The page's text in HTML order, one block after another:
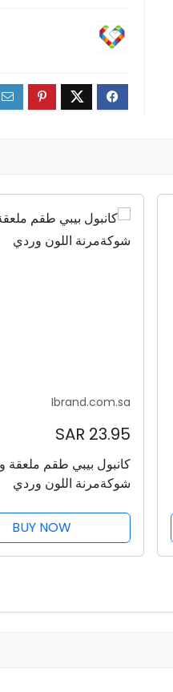
Ibrand.com.sa
23.95 SAR
كانبول بيبي طقم ملعقة و
شوكةمرنة اللون وردي
BUY NOW